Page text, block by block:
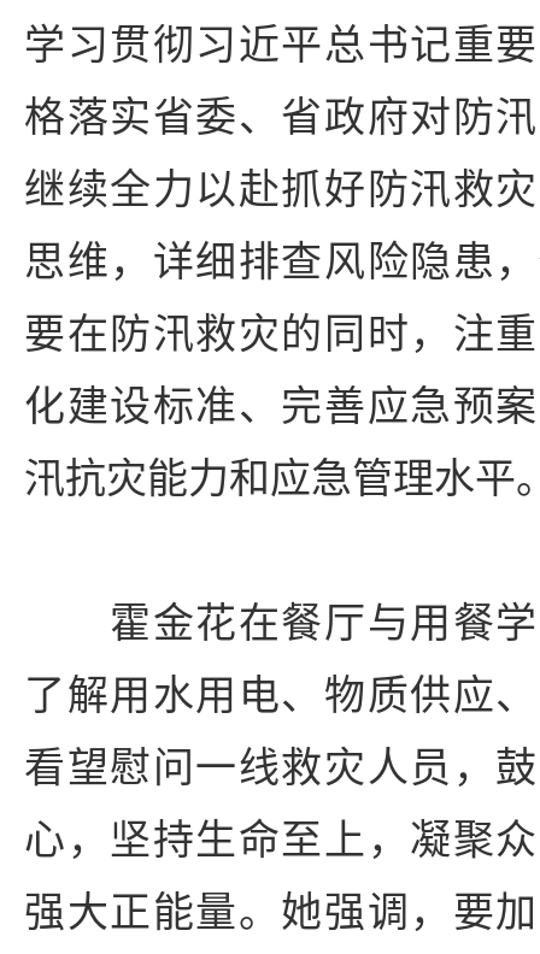
学习贯彻习近平总书记重
格落实省委、省政府对防
继续全力以赴抓好防汛救
思维，详细排查风险隐患
要在防汛救灾的同时，注
化建设标准、完善应急预
汛抗灾能力和应急管理水平
霍金花在餐厅与用餐学
了解用水用电、物质供应
看望慰问一线救灾人员，
心，坚持生命至上，凝聚
强大正能量。她强调，要